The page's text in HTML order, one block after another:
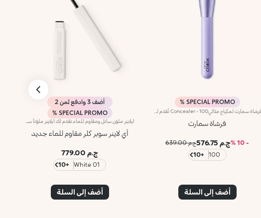
SPECIAL PROMO %
فرشاة سمارت
- 10 % ج.م 576.75
ج.م 639.00
100
+10
أضف إلى السلة
أضف 3 وادفع ثمن 2
SPECIAL PROMO %
آي لاينر سوبر كلر مقاوم للماء جديد
ج.م 779.00
01 White
+10
أضف إلى السلة